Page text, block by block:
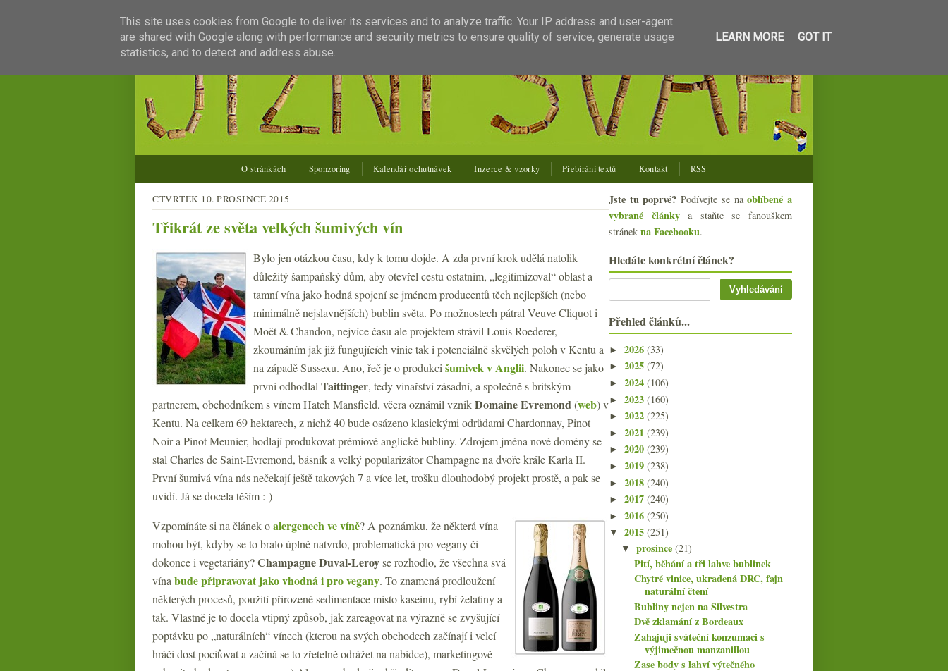
O stránkách Sponzoring Kalendář ochutnávek Inzerce & vzorky Přebírání textů Kontakt RSS
ČTVRTEK 10. PROSINCE 2015
Třikrát ze světa velkých šumivých vín
Bylo jen otázkou času, kdy k tomu dojde. A zda první krok udělá natolik
důležitý šampaňský dům, aby otevřel cestu ostatním, „legitimizoval“ oblast a
tamní vína jako hodná spojení se jménem producentů těch nejlepších (nebo
minimálně nejslavnějších) bublin světa. Po možnostech pátral Veuve Cliquot i
Moët & Chandon, nejvíce času ale projektem strávil Louis Roederer,
zkoumáním jak již fungujících vinic tak i potenciálně skvělých poloh v Kentu a
na západě Sussexu. Ano, řeč je o produkci šumivek v Anglii. Nakonec se jako
první odhodlal Taittinger, tedy vinařství zásadní, a společně s britským
partnerem, obchodníkem s vínem Hatch Mansfield, včera oznámil vznikDomaine Evremond(web) v
Kentu. Na celkem 69 hektarech, z nichž 40 bude osázeno klasickými odrůdami Chardonnay, Pinot
Noir a Pinot Meunier, hodlají produkovat prémiové anglické bubliny. Zdrojem jména nové domény se
stal Charles de Saint-Evremond, básník a velký popularizátor Champagne na dvoře krále Karla II.
První šumivá vína nás nečekají ještě takových 7 a více let, trošku dlouhodobý projekt prostě, a pak se
uvidí. Já se docela těším :-)
Vzpomínáte si na článek oalergenech ve víně? A poznámku, že některá vína
mohou být, kdyby se to bralo úplně natvrdo, problematická pro vegany či
dokonce i vegetariány?Champagne Duval-Leroyse rozhodlo, že všechna svá
vína bude připravovat jako vhodná i pro vegany. To znamená prodloužení
některých procesů, použití přirozené sedimentace místo kaseinu, rybí želatiny a
tak. Vlastně je to docela vtipný způsob, jak zareagovat na výrazně se zvyšující
poptávku po „naturálních“ vínech (kterou na svých obchodech začínají i velcí
hráči dost pociťovat a začíná se to zřetelně odrážet na nabídce), marketingově
Jste tu poprvé? Podívejte se naoblíbené a
vybrané článkya staňte se fanouškem
stránek na Facebooku.
Hledáte konkrétní článek?
Přehled článků...
► 2026 (33)
► 2025 (72)
► 2024 (106)
► 2023 (160)
► 2022 (225)
► 2021 (239)
► 2020 (239)
► 2019 (238)
► 2018 (240)
► 2017 (240)
► 2016 (250)
▼ 2015 (251)
▼prosince(21)
Pití, běhání a tři lahve bublinek
Chytré vinice, ukradená DRC, fajn
naturální čtení
Bubliny nejen na Silvestra
Dvě zklamání z Bordeaux
Zahajuji sváteční konzumaci s
výjimečnou manzanillou
Zase body s lahví výtečného
This site uses cookies from Google to deliver its services and to analyze traffic. Your IP address and user-agent
are shared with Google along with performance and security metrics to ensure quality of service, generate usage
statistics, and to detect and address abuse.
LEARN MORE GOT IT